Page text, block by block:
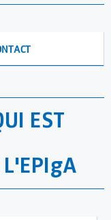
EST
L'EPIgA